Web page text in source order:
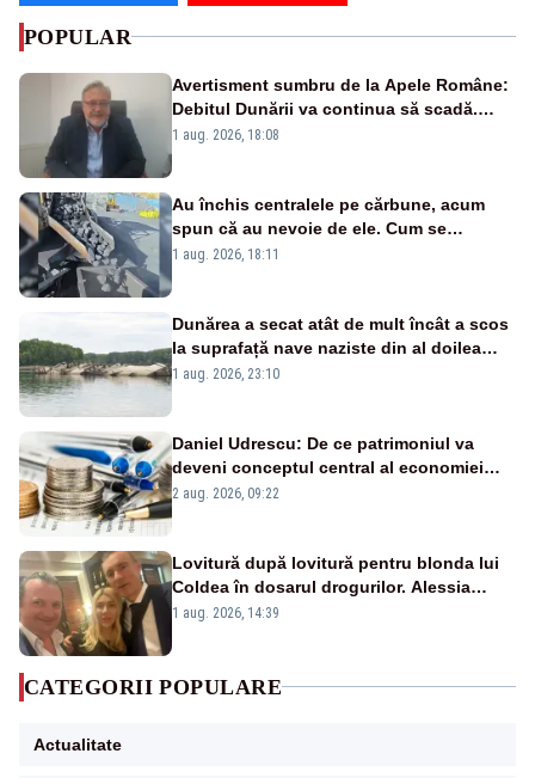
POPULAR
Avertisment sumbru de la Apele Române:
Debitul Dunării va continua să scadă.
Cernavodă s-ar putea închide în 4 zile
1 aug. 2026, 18:08
Au închis centralele pe cărbune, acum
spun că au nevoie de ele. Cum se
pasează vina în plină criză energetică
1 aug. 2026, 18:11
Dunărea a secat atât de mult încât a scos
la suprafață nave naziste din al doilea
război mondial
1 aug. 2026, 23:10
Daniel Udrescu: De ce patrimoniul va
deveni conceptul central al economiei
viitoare?
2 aug. 2026, 09:22
Lovitură după lovitură pentru blonda lui
Coldea în dosarul drogurilor. Alessia
Păcuraru explică decizia magistraților
1 aug. 2026, 14:39
CATEGORII POPULARE
Actualitate